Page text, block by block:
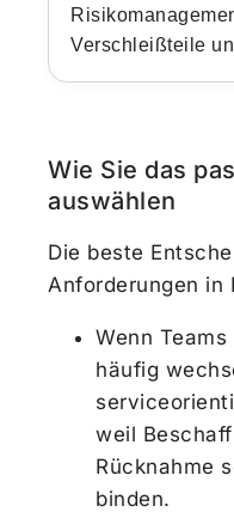
Verschleißteile
Wie Sie das
auswählen
Die beste
Anforderungen in
Wenn
häufig
weil
Rücknahme
binden.